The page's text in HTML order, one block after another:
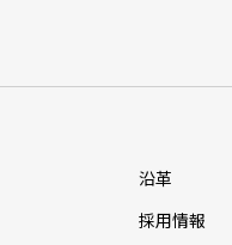
沿革
採⽤情報